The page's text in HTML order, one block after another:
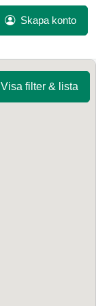
Skapa konto
Visa filter & lista